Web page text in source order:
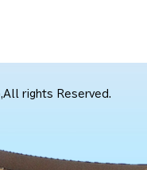
rights Reserved.